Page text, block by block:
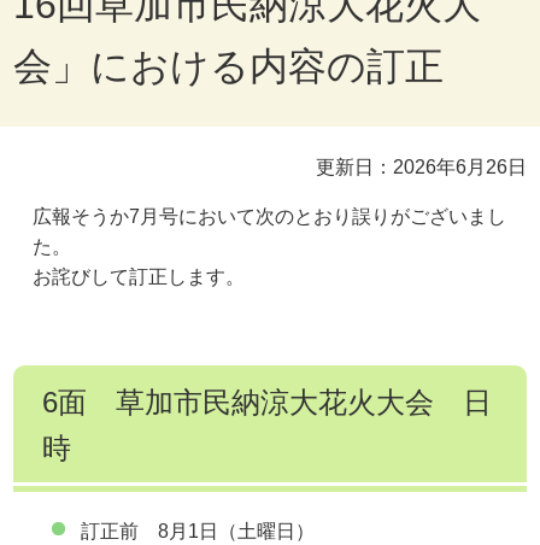
会」における内容の訂正
更新日：2026年6月26日
広報そうか7月号において次のとおり誤りがございまし
た。
お詫びして訂正します。
6面 草加市民納涼大花火大会 日
時
訂正前 8月1日（土曜日）